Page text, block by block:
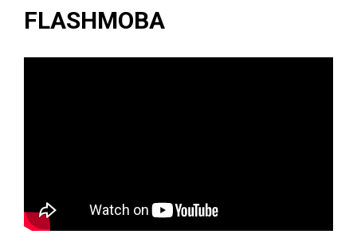
FLASHMOBA